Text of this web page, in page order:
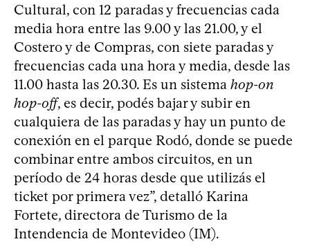
Cultural, con 12 paradas y frecuencias cada
media hora entre las 9.00 y las 21.00, y el
Costero y de Compras, con siete paradas y
frecuencias cada una hora y media, desde las
11.00 hasta las 20.30. Es un sistema hop-on
hop-off, es decir, podés bajar y subir en
cualquiera de las paradas y hay un punto de
conexión en el parque Rodó, donde se puede
combinar entre ambos circuitos, en un
período de 24 horas desde que utilizás el
ticket por primera vez”, detalló Karina
Fortete, directora de Turismo de la
Intendencia de Montevideo (IM).